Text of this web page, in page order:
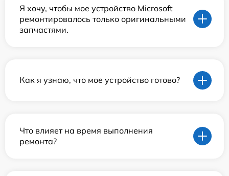
Я хочу, чтобы мое устройство Microsoft
ремонтировалось только оригинальными
запчастями.
Как я узнаю, что мое устройство готово?
Что влияет на время выполнения
ремонта?